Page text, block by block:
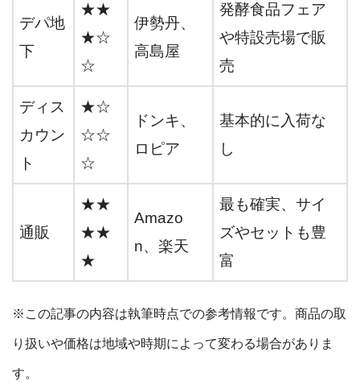
デパ地
下
★★
★☆
☆
伊勢丹、
高島屋
発酵食品フェア
や特設売場で販
売
ディス
カウン
ト
★☆
☆☆
☆
ドンキ、
ロピア
基本的に入荷な
し
通販
★★
★★
★
Amazo
n、楽天
最も確実、サイ
ズやセットも豊
富
※この記事の内容は執筆時点での参考情報です。商品の取
り扱いや価格は地域や時期によって変わる場合がありま
す。